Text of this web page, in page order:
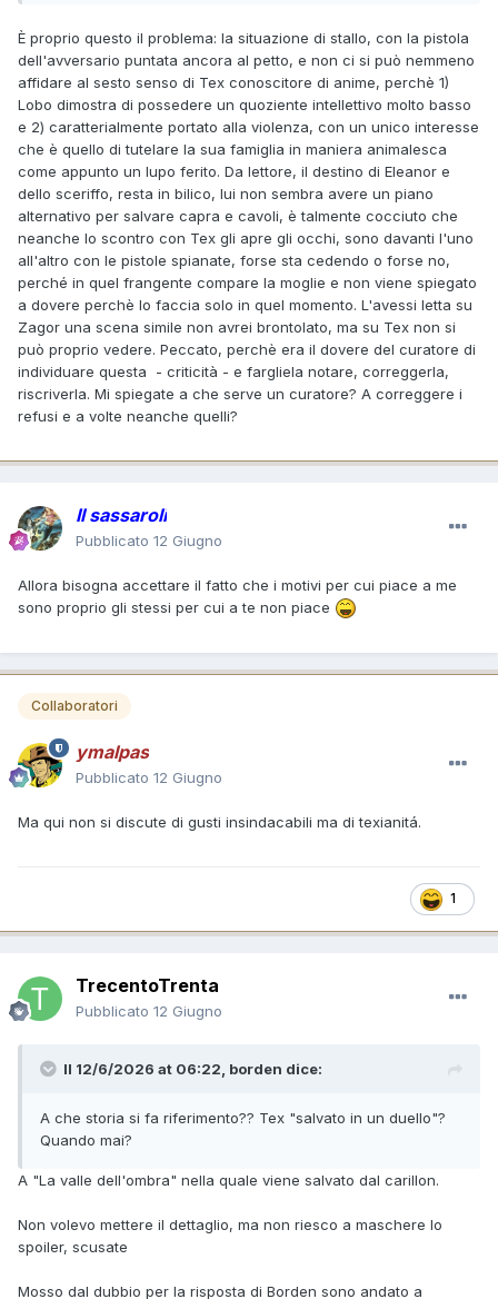
È proprio questo il problema: la situazione di stallo, con la pistola
dell'avversario puntata ancora al petto, e non ci si può nemmeno
affidare al sesto senso di Tex conoscitore di anime, perchè 1)
Lobo dimostra di possedere un quoziente intellettivo molto basso
e 2) caratterialmente portato alla violenza, con un unico interesse
che è quello di tutelare la sua famiglia in maniera animalesca
come appunto un lupo ferito. Da lettore, il destino di Eleanor e
dello sceriffo, resta in bilico, lui non sembra avere un piano
alternativo per salvare capra e cavoli, è talmente cocciuto che
neanche lo scontro con Tex gli apre gli occhi, sono davanti l'uno
all'altro con le pistole spianate, forse sta cedendo o forse no,
perché in quel frangente compare la moglie e non viene spiegato
a dovere perchè lo faccia solo in quel momento. L'avessi letta su
Zagor una scena simile non avrei brontolato, ma su Tex non si
può proprio vedere. Peccato, perchè era il dovere del curatore di
individuare questa - criticità - e fargliela notare, correggerla,
riscriverla. Mi spiegate a che serve un curatore? A correggere i
refusi e a volte neanche quelli?
Il sassaroli
Pubblicato 12 Giugno
Allora bisogna accettare il fatto che i motivi per cui piace a me
sono proprio gli stessi per cui a te non piace
Collaboratori
ymalpas
Pubblicato 12 Giugno
Ma qui non si discute di gusti insindacabili ma di texianitá.
1
TrecentoTrenta
Pubblicato 12 Giugno
Il 12/6/2026 at 06:22, borden dice:
A che storia si fa riferimento?? Tex "salvato in un duello"?
Quando mai?
A "La valle dell'ombra" nella quale viene salvato dal carillon.
Non volevo mettere il dettaglio, ma non riesco a maschere lo
spoiler, scusate
Mosso dal dubbio per la risposta di Borden sono andato a